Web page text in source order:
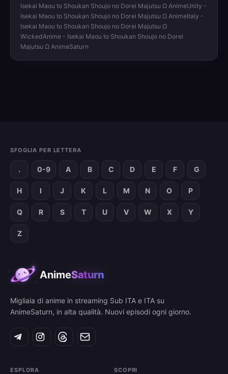
Isekai Maou to Shoukan Shoujo no Dorei Majutsu Ω AnimeUnity -
Isekai Maou to Shoukan Shoujo no Dorei Majutsu Ω AnimeItaly -
Isekai Maou to Shoukan Shoujo no Dorei Majutsu Ω
WickedAnime - Isekai Maou to Shoukan Shoujo no Dorei
Majutsu Ω AnimeSaturn
SFOGLIA PER LETTERA
. 0-9 A B C D E F G
H I J K L M N O P
Q R S T U V W X Y
Z
AnimeSaturn
Migliaia di anime in streaming Sub ITA e ITA su
AnimeSaturn, in alta qualità. Nuovi episodi ogni giorno.
ESPLORA SCOPRI